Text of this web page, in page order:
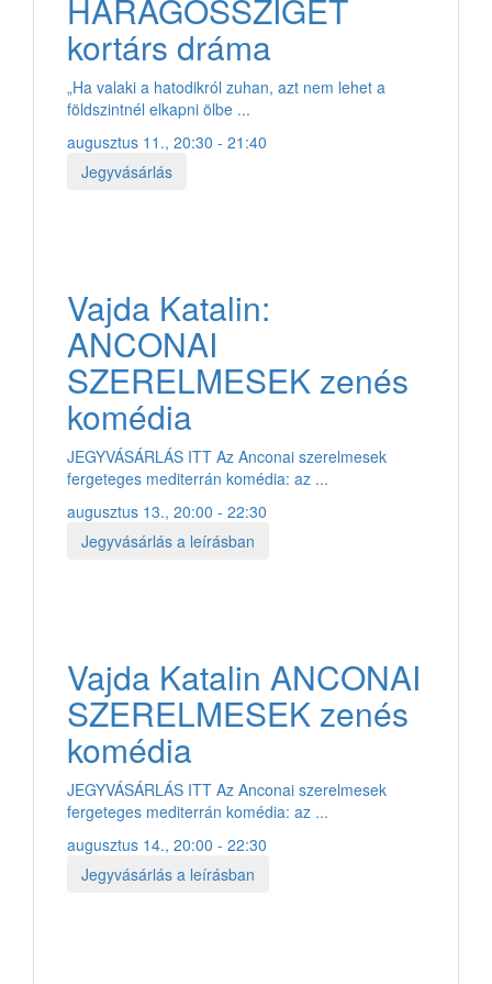
HARAGOSSZIGET
kortárs dráma
„Ha valaki a hatodikról zuhan, azt nem lehet a
földszintnél elkapni ölbe ...
augusztus 11., 20:30 - 21:40
Jegyvásárlás
Vajda Katalin:
ANCONAI
SZERELMESEK zenés
komédia
JEGYVÁSÁRLÁS ITT Az Anconai szerelmesek
fergeteges mediterrán komédia: az ...
augusztus 13., 20:00 - 22:30
Jegyvásárlás a leírásban
Vajda Katalin ANCONAI
SZERELMESEK zenés
komédia
JEGYVÁSÁRLÁS ITT Az Anconai szerelmesek
fergeteges mediterrán komédia: az ...
augusztus 14., 20:00 - 22:30
Jegyvásárlás a leírásban